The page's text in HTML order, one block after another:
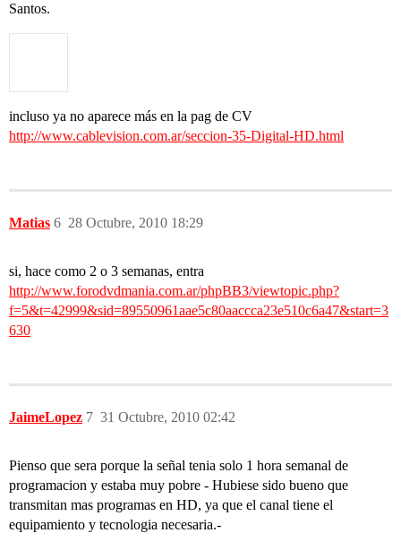
Santos.
incluso ya no aparece más en la pag de CV
http://www.cablevision.com.ar/seccion-35-Digital-HD.html
Matias 28 Octubre, 2010 18:29
6
si, hace como 2 o 3 semanas, entra
http://www.forodvdmania.com.ar/phpBB3/viewtopic.php?
f=5&t=42999&sid=89550961aae5c80aaccca23e510c6a47&start=3
630
JaimeLopez 31 Octubre, 2010 02:42
7
Pienso que sera porque la señal tenia solo 1 hora semanal de
programacion y estaba muy pobre - Hubiese sido bueno que
transmitan mas programas en HD, ya que el canal tiene el
equipamiento y tecnologia necesaria.-